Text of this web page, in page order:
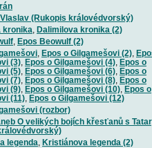
(Rukopis královédvorský)
kronika
Dalimilova kronika (2)
Epos Beowulf (2)
Epos o Gilgamešovi (2)
(3)
Epos o Gilgamešovi (4)
Epos o
(5)
Epos o Gilgamešovi (6)
Epos o
(7)
Epos o Gilgamešovi (8)
Epos o
(9)
Epos o Gilgamešovi (10)
Epos o
(11)
Epos o Gilgamešovi (12)
(rozbor)
O velikých bojích křesťanů s
legenda
Kristiánova legenda (2)